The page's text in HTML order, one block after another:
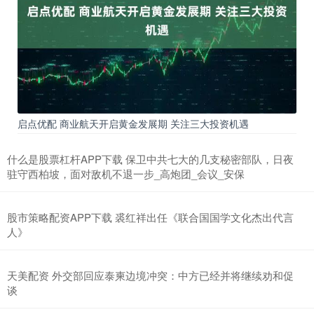
启点优配 商业航天开启黄金发展期 关注三大投资机遇
什么是股票杠杆APP下载 保卫中共七大的几支秘密部队，日夜
驻守西柏坡，面对敌机不退一步_高炮团_会议_安保
股市策略配资APP下载 裘红祥出任《联合国国学文化杰出代言
人》
天美配资 外交部回应泰柬边境冲突：中方已经并将继续劝和促
谈